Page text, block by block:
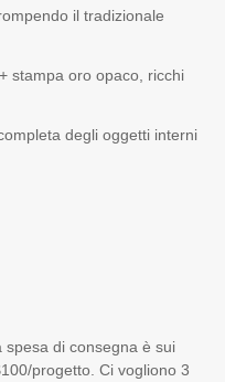
il tradizionale
stampa oro opaco, ricchi
degli oggetti interni
di consegna è sui
progetto. Ci vogliono 3